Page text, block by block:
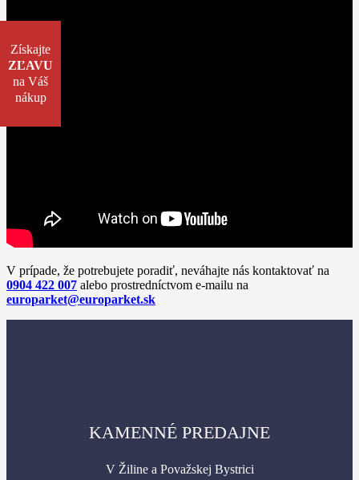
V prípade, že potrebujete poradiť, neváhajte nás kontaktovať na
0904 422 007 alebo prostredníctvom e-mailu na
europarket@europarket.sk
KAMENNÉ PREDAJNE
V Žiline a Považskej Bystrici
Získajte
ZĽAVU
na Váš
nákup